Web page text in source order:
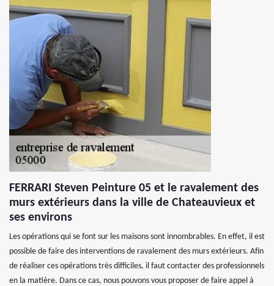
FERRARI Steven Peinture 05 et le ravalement des
murs extérieurs dans la ville de Chateauvieux et
ses environs
Les opérations qui se font sur les maisons sont innombrables. En effet, il est
possible de faire des interventions de ravalement des murs extérieurs. Afin
de réaliser ces opérations très difficiles, il faut contacter des professionnels
en la matière. Dans ce cas, nous pouvons vous proposer de faire appel à